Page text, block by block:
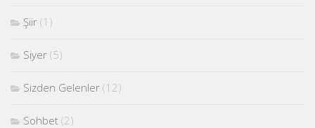
Şiir (1)
Siyer (5)
Sizden Gelenler (12)
Sohbet (2)